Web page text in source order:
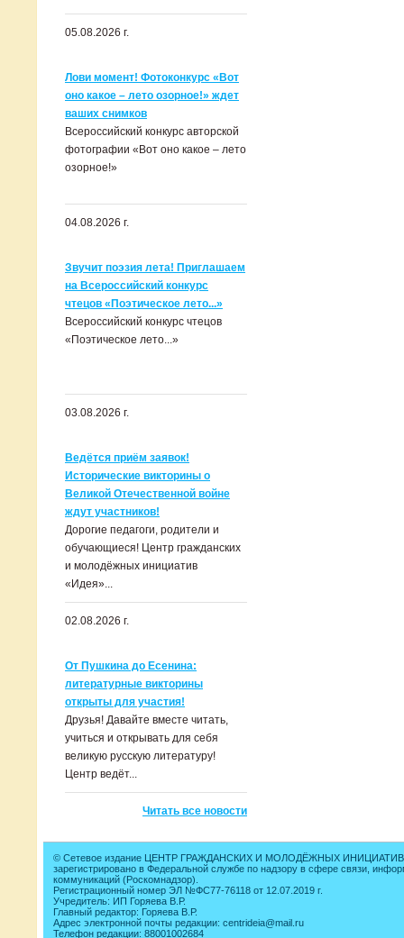
05.08.2026 г.
Лови момент! Фотоконкурс «Вот
оно какое – лето озорное!» ждет
ваших снимков
Всероссийский конкурс авторской
фотографии «Вот оно какое – лето
озорное!»
04.08.2026 г.
Звучит поэзия лета! Приглашаем
на Всероссийский конкурс
чтецов «Поэтическое лето...»
Всероссийский конкурс чтецов
«Поэтическое лето...»
03.08.2026 г.
Ведётся приём заявок!
Исторические викторины о
Великой Отечественной войне
ждут участников!
Дорогие педагоги, родители и
обучающиеся! Центр гражданских
и молодёжных инициатив
«Идея»...
02.08.2026 г.
От Пушкина до Есенина:
литературные викторины
открыты для участия!
Друзья! Давайте вместе читать,
учиться и открывать для себя
великую русскую литературу!
Центр ведёт...
Читать все новости
© Сетевое издание ЦЕНТР ГРАЖДАНСКИХ И МОЛОДЁЖНЫХ
зарегистрировано в Федеральной службе по надзору в сфере связи,
коммуникаций (Роскомнадзор).
Регистрационный номер ЭЛ №ФС77-76118 от 12.07.2019 г.
Учредитель: ИП Горяева В.Р.
Главный редактор: Горяева В.Р.
Адрес электронной почты редакции: centrideia@mail.ru
Телефон редакции: 88001002684